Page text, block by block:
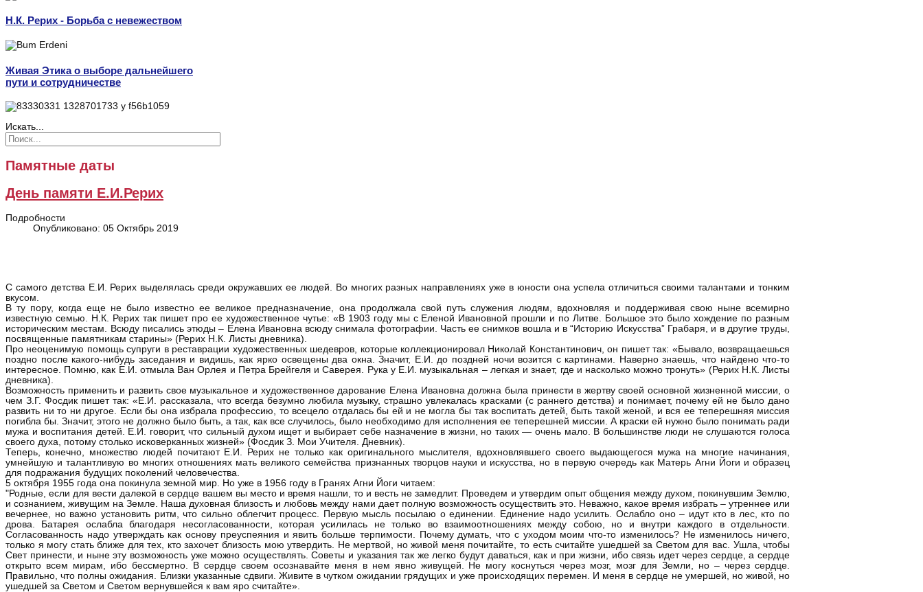
Н.К. Рерих - Борьба с невежеством
Живая Этика о выборе дальнейшего
пути и сотрудничестве
Искать...
Памятные даты
День памяти Е.И.Рерих
Подробности
Опубликовано: 05 Октябрь 2019
С самого детства Е.И. Рерих выделялась среди окружавших ее людей. Во многих разных направлениях уже в юности она успела отличиться своими талантами и тонким
вкусом.
В ту пору, когда еще не было известно ее великое предназначение, она продолжала свой путь служения людям, вдохновляя и поддерживая свою ныне всемирно
известную семью. Н.К. Рерих так пишет про ее художественное чутье: «В 1903 году мы с Еленой Ивановной прошли и по Литве. Большое это было хождение по разным
историческим местам. Всюду писались этюды – Елена Ивановна всюду снимала фотографии. Часть ее снимков вошла и в “Историю Искусства” Грабаря, и в другие труды,
посвященные памятникам старины» (Рерих Н.К. Листы дневника).
Про неоценимую помощь супруги в реставрации художественных шедевров, которые коллекционировал Николай Константинович, он пишет так: «Бывало, возвращаешься
поздно после какого-нибудь заседания и видишь, как ярко освещены два окна. Значит, Е.И. до поздней ночи возится с картинами. Наверно знаешь, что найдено что-то
интересное. Помню, как Е.И. отмыла Ван Орлея и Петра Брейгеля и Саверея. Рука у Е.И. музыкальная – легкая и знает, где и насколько можно тронуть» (Рерих Н.К. Листы
дневника).
Возможность применить и развить свое музыкальное и художественное дарование Елена Ивановна должна была принести в жертву своей основной жизненной миссии, о
чем З.Г. Фосдик пишет так: «Е.И. рассказала, что всегда безумно любила музыку, страшно увлекалась красками (с раннего детства) и понимает, почему ей не было дано
развить ни то ни другое. Если бы она избрала профессию, то всецело отдалась бы ей и не могла бы так воспитать детей, быть такой женой, и вся ее теперешняя миссия
погибла бы. Значит, этого не должно было быть, а так, как все случилось, было необходимо для исполнения ее теперешней миссии. А краски ей нужно было понимать ради
мужа и воспитания детей. Е.И. говорит, что сильный духом ищет и выбирает себе назначение в жизни, но таких — очень мало. В большинстве люди не слушаются голоса
своего духа, потому столько исковерканных жизней» (Фосдик З. Мои Учителя. Дневник).
Теперь, конечно, множество людей почитают Е.И. Рерих не только как оригинального мыслителя, вдохновлявшего своего выдающегося мужа на многие начинания,
умнейшую и талантливую во многих отношениях мать великого семейства признанных творцов науки и искусства, но в первую очередь как Матерь Агни Йоги и образец
для подражания будущих поколений человечества.
5 октября 1955 года она покинула земной мир. Но уже в 1956 году в Гранях Агни Йоги читаем:
"Родные, если для вести далекой в сердце вашем вы место и время нашли, то и весть не замедлит. Проведем и утвердим опыт общения между духом, покинувшим Землю,
и сознанием, живущим на Земле. Наша духовная близость и любовь между нами дает полную возможность осуществить это. Неважно, какое время избрать – утреннее или
вечернее, но важно установить ритм, что сильно облегчит процесс. Первую мысль посылаю о единении. Единение надо усилить. Ослабло оно – идут кто в лес, кто по
дрова. Батарея ослабла благодаря несогласованности, которая усилилась не только во взаимоотношениях между собою, но и внутри каждого в отдельности.
Согласованность надо утверждать как основу преуспеяния и явить больше терпимости. Почему думать, что с уходом моим что-то изменилось? Не изменилось ничего,
только я могу стать ближе для тех, кто захочет близость мою утвердить. Не мертвой, но живой меня почитайте, то есть считайте ушедшей за Светом для вас. Ушла, чтобы
Свет принести, и ныне эту возможность уже можно осуществлять. Советы и указания так же легко будут даваться, как и при жизни, ибо связь идет через сердце, а сердце
открыто всем мирам, ибо бессмертно. В сердце своем осознавайте меня в нем явно живущей. Не могу коснуться через мозг, мозг для Земли, но – через сердце.
Правильно, что полны ожидания. Близки указанные сдвиги. Живите в чутком ожидании грядущих и уже происходящих перемен. И меня в сердце не умершей, но живой, но
ушедшей за Светом и Светом вернувшейся к вам яро считайте».